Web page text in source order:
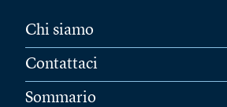
Chi siamo
Contattaci
Sommario